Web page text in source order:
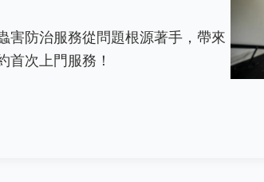
害防治服務從問題根源著手，帶來
首次上門服務！